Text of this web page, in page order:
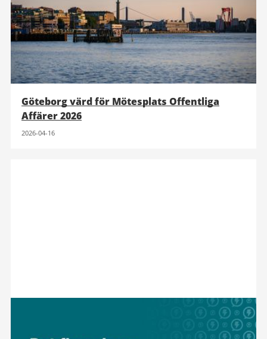
Göteborg värd för Mötesplats Offentliga
Affärer 2026
2026-04-16